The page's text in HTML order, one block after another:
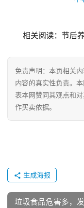
互
联
网
房
产
家
相关阅读：节后
免责声明：本页相关
内容的真实性负责。
表本网赞同其观点和
作买卖依据。
生成海报
垃圾食品危害多，